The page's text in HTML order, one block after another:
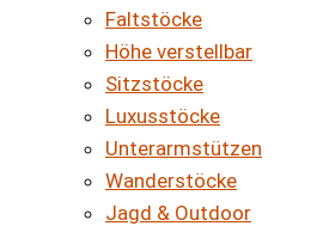
Faltstöcke
Höhe verstellbar
Sitzstöcke
Luxusstöcke
Unterarmstützen
Wanderstöcke
Jagd & Outdoor